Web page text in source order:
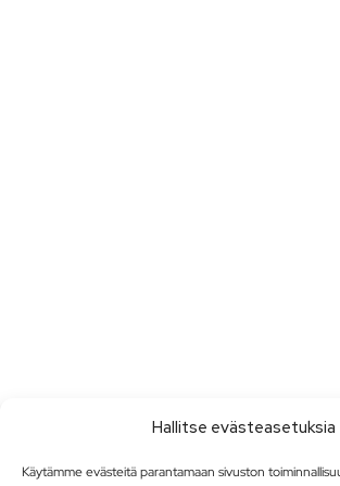
Hallitse evästeasetuksia
Käytämme evästeitä parantamaan sivuston